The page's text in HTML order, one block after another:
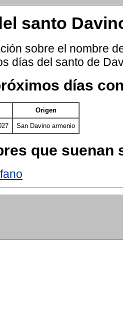
santo
sobre el nombre
días del santo de
días
Origen
San Davino armenio
que suenan